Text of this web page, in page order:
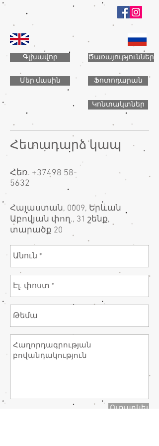
Գլխավոր
Մեր մասին
Ծառայություններ
Ֆոտոդարան
Կոնտակտներ
Հետադարձ կապ
Հեռ. +37498 58-
5632
Հայաստան, 0009, Երևան
Աբովյան փող., 31 շենք,
տարածք 20
Ուղարկել